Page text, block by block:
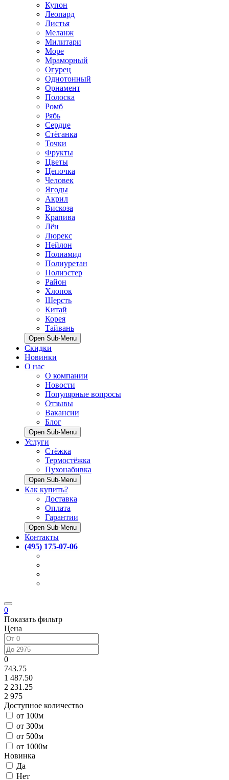
Купон
Леопард
Листья
Меланж
Милитари
Море
Мраморный
Огурец
Однотонный
Орнамент
Полоска
Ромб
Рябь
Сердце
Стёганка
Точки
Фрукты
Цветы
Цепочка
Человек
Ягоды
Акрил
Вискоза
Крапива
Лён
Люрекс
Нейлон
Полиамид
Полиуретан
Полиэстер
Район
Хлопок
Шерсть
Китай
Корея
Тайвань
Open Sub-Menu
Скидки
Новинки
О нас
О компании
Новости
Популярные вопросы
Отзывы
Вакансии
Блог
Open Sub-Menu
Услуги
Стёжка
Термостёжка
Пухонабивка
Open Sub-Menu
Как купить?
Доставка
Оплата
Гарантии
Open Sub-Menu
Контакты
(495) 175-07-06
0
Показать фильтр
Цена
0
743.75
1 487.50
2 231.25
2 975
Доступное количество
от 100м
от 300м
от 500м
от 1000м
Новинка
Да
Нет